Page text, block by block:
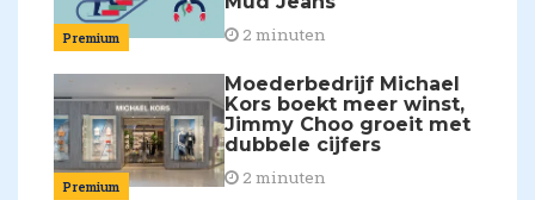
Premium 2 minuten
Premium
Moederbedrijf Michael
Kors boekt meer winst,
Jimmy Choo groeit met
dubbele cijfers
2 minuten